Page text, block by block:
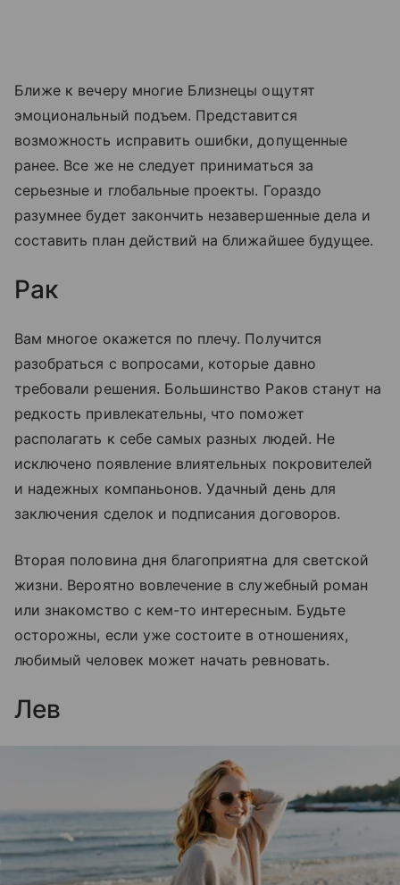
Ближе к вечеру многие Близнецы ощутят
эмоциональный подъем. Представится
возможность исправить ошибки, допущенные
ранее. Все же не следует приниматься за
серьезные и глобальные проекты. Гораздо
разумнее будет закончить незавершенные дела и
составить план действий на ближайшее будущее.
Рак
Вам многое окажется по плечу. Получится
разобраться с вопросами, которые давно
требовали решения. Большинство Раков станут на
редкость привлекательны, что поможет
располагать к себе самых разных людей. Не
исключено появление влиятельных покровителей
и надежных компаньонов. Удачный день для
заключения сделок и подписания договоров.
Вторая половина дня благоприятна для светской
жизни. Вероятно вовлечение в служебный роман
или знакомство с кем-то интересным. Будьте
осторожны, если уже состоите в отношениях,
любимый человек может начать ревновать.
Лев